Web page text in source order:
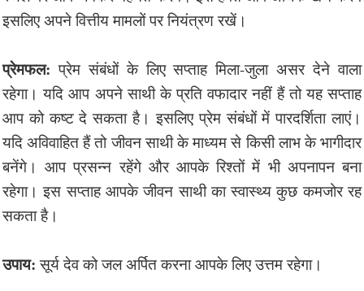
इसलिए अपने वित्तीय मामलों पर नियंत्रण रखें।
प्रेमफल:प्रेम संबंधों के लिए सप्ताह मिला-जुला असर देने वाला
रहेगा। यदि आप अपने साथी के प्रति वफादार नहीं हैं तो यह सप्ताह
आप को कष्ट दे सकता है। इसलिए प्रेम संबंधों में पारदर्शिता लाएं।
यदि अविवाहित हैं तो जीवन साथी के माध्यम से किसी लाभ के भागीदार
बनेंगे। आप प्रसन्न रहेंगे और आपके रिश्तों में भी अपनापन बना
रहेगा। इस सप्ताह आपके जीवन साथी का स्वास्थ्य कुछ कमजोर रह
सकता है।
उपाय: सूर्य देव को जल अर्पित करना आपके लिए उत्तम रहेगा।